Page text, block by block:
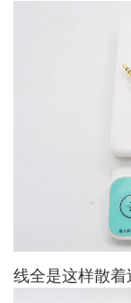
线全是这样散着